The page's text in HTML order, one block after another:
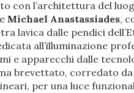
con l’architettura del
Michael Anastassiades,
lavica dalle pendici
all’illuminazione
e apparecchi dalle
brevettato, corredato
per una luce